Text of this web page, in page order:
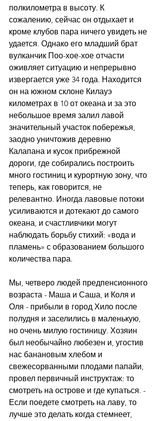
полкилометра в высоту. К
сожалению, сейчас он отдыхает и
кроме клубов пара ничего увидеть не
удается. Однако его младший брат
вулканчик Поо-хое-хое отчасти
оживляет ситуацию и непрерывно
извергается уже 34 года. Находится
он на южном склоне Килауэ
километрах в 10 от океана и за это
небольшое время залил лавой
значительный участок побережья,
заодно уничтожив деревню
Калапана и кусок прибрежной
дороги, где собирались построить
много гостиниц и курортную зону, что
теперь, как говорится, не
релевантно. Иногда лавовые потоки
усиливаются и дотекают до самого
океана, и счастливчики могут
наблюдать борьбу стихий: «вода и
пламень» с образованием большого
количества пара.
Мы, четверо людей предпенсионного
возраста - Маша и Саша, и Коля и
Оля - прибыли в город Хило после
полудня и заселились в маленькую,
но очень милую гостиницу. Хозяин
был необычайно любезен и, угостив
нас банановым хлебом и
свежесорванными плодами папайи,
провел первичный инструктаж: то
смотреть на острове и где купаться. -
Если поедете смотреть на лаву, то
лучше это делать когда стемнеет,